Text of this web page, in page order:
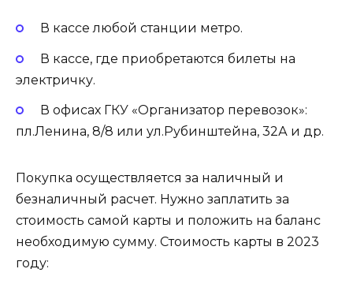
В кассе любой станции метро.
В кассе, где приобретаются билеты на
электричку.
В офисах ГКУ «Организатор перевозок»:
пл.Ленина, 8/8 или ул.Рубинштейна, 32А и др.
Покупка осуществляется за наличный и
безналичный расчет. Нужно заплатить за
стоимость самой карты и положить на баланс
необходимую сумму. Стоимость карты в 2023
году: